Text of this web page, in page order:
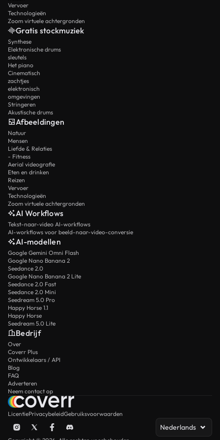
Vervoer
Technologieën
Zoom virtuele achtergronden
Gratis stockmuziek
Synthese
Elektronische drums
sleutels
Het piano
Cinematisch
zachtjes
elektronisch
omgevingen
Stringeren
Akustische drums
Afbeeldingen
Natuur
Mensen
Liefde & Relaties
- Fitness
Aerial videografie
Eten en drinken
Reizen
Vervoer
Technologieën
Zoom virtuele achtergronden
AI Workflows
Tekst-naar-video AI-workflows
AI-workflows voor beeld-naar-video-conversie
AI-modellen
Google Gemini Omni Flash
Google Nano Banana 2
Seedance 2.0
Google Nano Banana 2 Lite
Seedance 2.0 Fast
Seedance 2.0 Mini
Seedream 5.0 Pro
Happy Horse 1.1
Happy Horse
Seedream 5.0 Lite
Bedrijf
Over
Coverr Plus
Ontwikkelaars / API
Blog
FAQ
Adverteren
Neem contact op
LicentiePrivacybeleidGebruiksvoorwaarden
Nederlands